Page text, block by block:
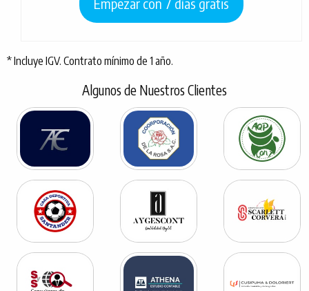
* Incluye IGV. Contrato mínimo de 1 año.
Algunos de Nuestros Clientes